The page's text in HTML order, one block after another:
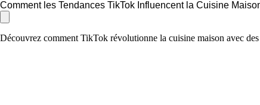
Comment les Tendances TikTok Influencent la Cuisine
Découvrez comment TikTok révolutionne la cuisine maison avec